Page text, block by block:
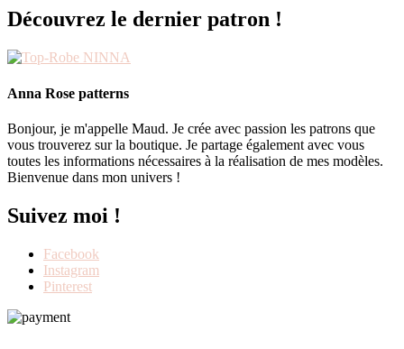
Découvrez le dernier patron !
Anna Rose patterns
Bonjour, je m'appelle Maud. Je crée avec passion les patrons que
vous trouverez sur la boutique. Je partage également avec vous
toutes les informations nécessaires à la réalisation de mes modèles.
Bienvenue dans mon univers !
Suivez moi !
Facebook
Instagram
Pinterest